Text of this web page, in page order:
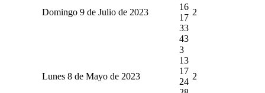
Domingo 9 de Julio de 2023
16
17
33
43
2
Lunes 8 de Mayo de 2023
3
13
17
24
2